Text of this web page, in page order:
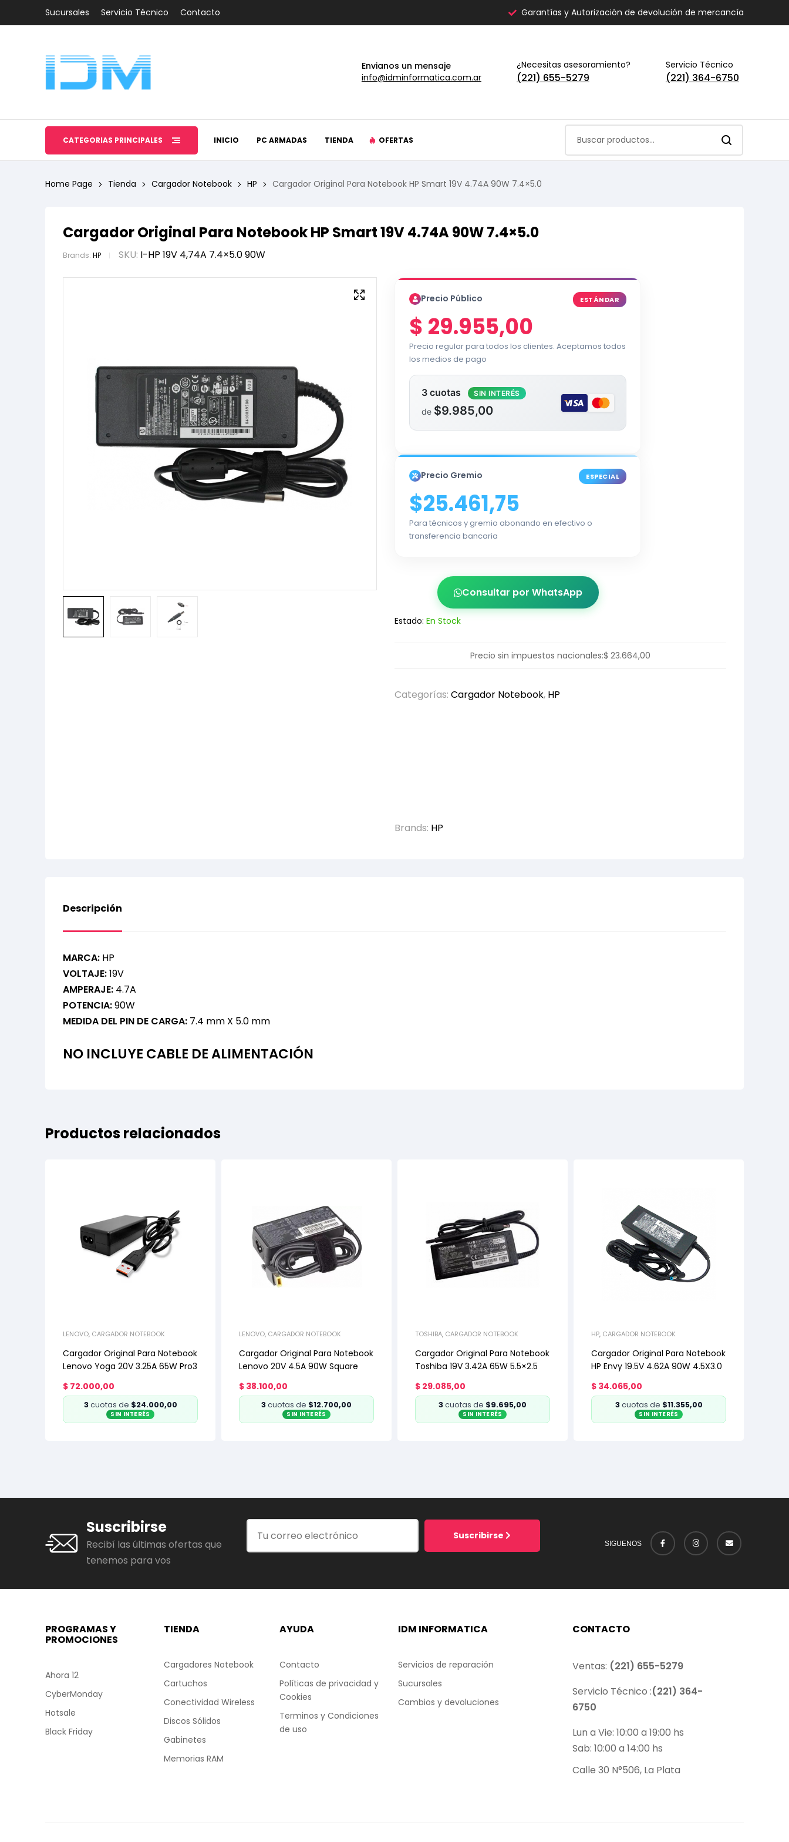
Sucursales Servicio Técnico Contacto Garantías y Autorización de devolución de mercancía
Envianos un mensaje
info@idminformatica.com.ar
¿Necesitas asesoramiento?
(221) 655-5279
Servicio Técnico
(221) 364-6750
CATEGORÍAS PRINCIPALES INICIO PC ARMADAS TIENDA OFERTAS
Home Page Tienda Cargador Notebook HP Cargador Original Para Notebook HP Smart 19V 4.74A 90W 7.4×5.0
Cargador Original Para Notebook HP Smart 19V 4.74A 90W 7.4×5.0
Brands: HP SKU: I-HP 19V 4,74A 7.4×5.0 90W
Precio Público ESTÁNDAR
$ 29.955,00
Precio regular para todos los clientes. Aceptamos todos
los medios de pago
3 cuotas SIN INTERÉS
de $9.985,00
Precio Gremio ESPECIAL
$25.461,75
Para técnicos y gremio abonando en efectivo o
transferencia bancaria
Consultar por WhatsApp
Estado: En Stock
Precio sin impuestos nacionales:$ 23.664,00
Categorías: Cargador Notebook, HP
Brands: HP
Descripción
MARCA: HP
VOLTAJE:19V
AMPERAJE: 4.7A
POTENCIA:90W
MEDIDA DEL PIN DE CARGA: 7.4 mm X 5.0 mm
NO INCLUYE CABLE DE ALIMENTACIÓN
Productos relacionados
LENOVO, CARGADOR NOTEBOOK
Cargador Original Para Notebook
Lenovo Yoga 20V 3.25A 65W Pro3
$ 72.000,00
3cuotas de $24.000,00
SIN INTERÉS
LENOVO, CARGADOR NOTEBOOK
Cargador Original Para Notebook
Lenovo 20V 4.5A 90W Square
$ 38.100,00
3cuotas de $12.700,00
SIN INTERÉS
TOSHIBA, CARGADOR NOTEBOOK
Cargador Original Para Notebook
Toshiba 19V 3.42A 65W 5.5×2.5
$ 29.085,00
3cuotas de $9.695,00
SIN INTERÉS
HP, CARGADOR NOTEBOOK
Cargador Original Para Notebook
HP Envy 19.5V 4.62A 90W 4.5X3.0
$ 34.065,00
3cuotas de $11.355,00
SIN INTERÉS
Suscribirse
Recibí las últimas ofertas que
tenemos para vos
Suscribirse
SIGUENOS
PROGRAMAS Y
PROMOCIONES
Ahora 12
CyberMonday
Hotsale
Black Friday
TIENDA
Cargadores Notebook
Cartuchos
Conectividad Wireless
Discos Sólidos
Gabinetes
Memorias RAM
AYUDA
Contacto
Políticas de privacidad y
Cookies
Terminos y Condiciones
de uso
IDM INFORMATICA
Servicios de reparación
Sucursales
Cambios y devoluciones
CONTACTO
Ventas: (221) 655-5279
Servicio Técnico :(221) 364-
6750
Lun a Vie: 10:00 a 19:00 hs
Sab: 10:00 a 14:00 hs
Calle 30 N°506, La Plata